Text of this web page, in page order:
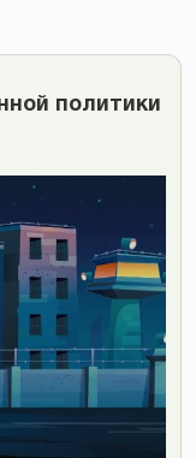
политики